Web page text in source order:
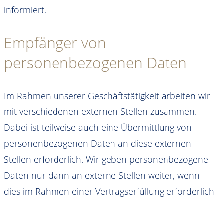
informiert.
Empfänger von
personenbezogenen Daten
Im Rahmen unserer Geschäftstätigkeit arbeiten wir
mit verschiedenen externen Stellen zusammen.
Dabei ist teilweise auch eine Übermittlung von
personenbezogenen Daten an diese externen
Stellen erforderlich. Wir geben personenbezogene
Daten nur dann an externe Stellen weiter, wenn
dies im Rahmen einer Vertragserfüllung erforderlich